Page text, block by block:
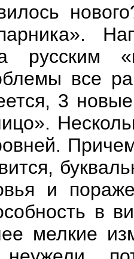
русским
все
3
Причем
и
в
мелкие